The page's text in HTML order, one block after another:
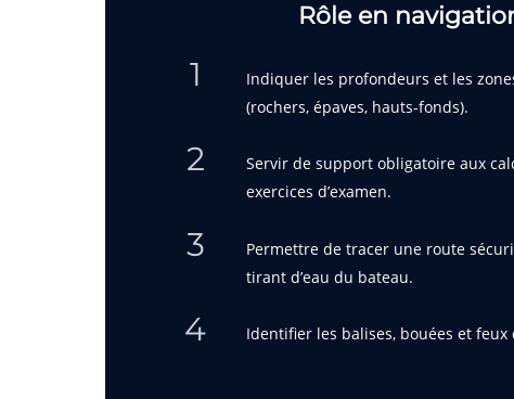
Rôle en
1
Indiquer les profondeurs et les
(rochers, épaves, hauts-fonds).
2
Servir de support obligatoire aux
exercices d’examen.
3
Permettre de tracer une route
tirant d’eau du bateau.
4 Identifier les balises, bouées et feux